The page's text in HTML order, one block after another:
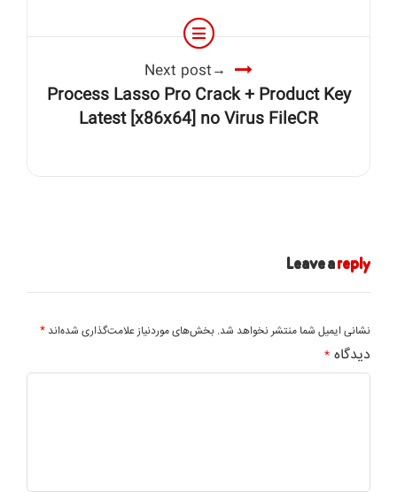
Next post
Process Lasso Pro Crack + Product Key
Latest [x86x64] no Virus FileCR
Leave areply
نشانی ایمیل شما منتشر نخواهد شد. بخش‌های موردنیاز علامت‌گذاری شده‌اند *
دیدگاه *